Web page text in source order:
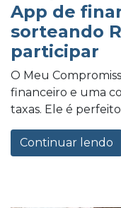
App de
sorteando
participar
O Meu
financeiro e uma
taxas. Ele é
Continuar lendo